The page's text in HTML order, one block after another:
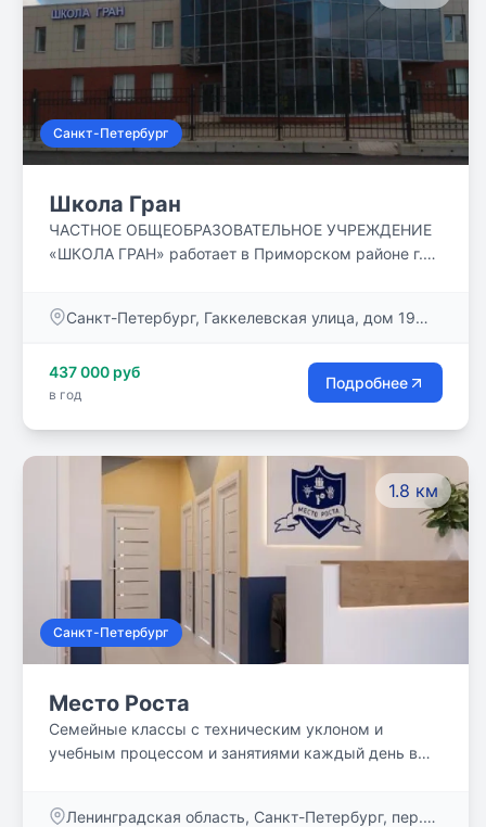
Санкт-Петербург
Школа Гран
ЧАСТНОЕ ОБЩЕОБРАЗОВАТЕЛЬНОЕ УЧРЕЖДЕНИЕ
«ШКОЛА ГРАН» работает в Приморском районе г.
государственного образца. «ШКОЛА ГРАН» сегодня
малочисленные классы, использование
современных педагогических методик,
образования, увлекательные экскурсионные
программы, подготовка к Кембриджским
экзаменам, индивидуальные образовательные
маршруты для старшеклассников и многое другое.
Санкт-Петербург, Гаккелевская улица, дом 19
437 000 руб
в год
Подробнее
1.8 км
Санкт-Петербург
Место Роста
Семейные классы с техническим уклоном и
учебным процессом и занятиями каждый день в
Ленинградская область, Санкт-Петербург, пер.